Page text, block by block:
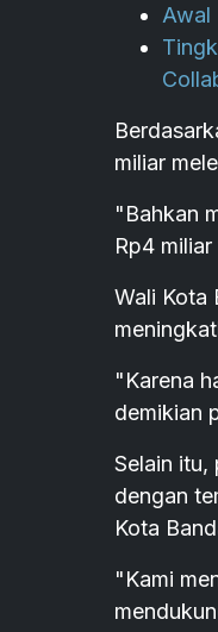
Awal
miliar
"Bahkan
Rp4
Wali Kota
"Karena
demikian
Selain itu,
dengan
Kota
"Kami